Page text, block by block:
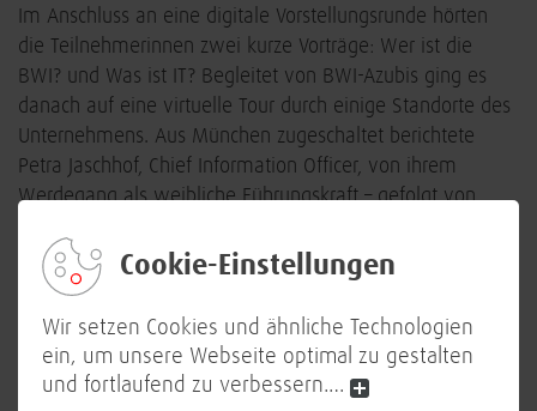
Cookie-Einstellungen
Wir setzen Cookies und ähnliche Technologien
ein, um unsere Webseite optimal zu gestalten
und fortlaufend zu verbessern.…
Im Anschluss an eine digitale Vorstellungsrunde hörten
die Teilnehmerinnen zwei kurze Vorträge: Wer ist die
BWI? und Was ist IT? Begleitet von BWI-Azubis ging es
danach auf eine virtuelle Tour durch einige Standorte des
Unternehmens. Aus München zugeschaltet berichtete
Petra Jaschhof, Chief Information Officer, von ihrem
Werdegang als weibliche Führungskraft – gefolgt von
Vor- und Nachteile einer Karriere in der IT.
„Trotz des digitalen Formats kam keine Langeweile auf
und stattdessen von den Mädchen sehr positives
Feedback. Ein Highlight des Tages: die „Dancing Crab“ –
wobei die Teilnehmerinnen, die von Azubis